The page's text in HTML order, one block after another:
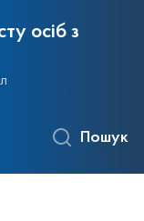
осіб з
Пошук